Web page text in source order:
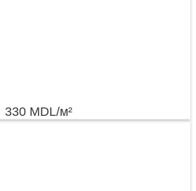
330 MDL/м²